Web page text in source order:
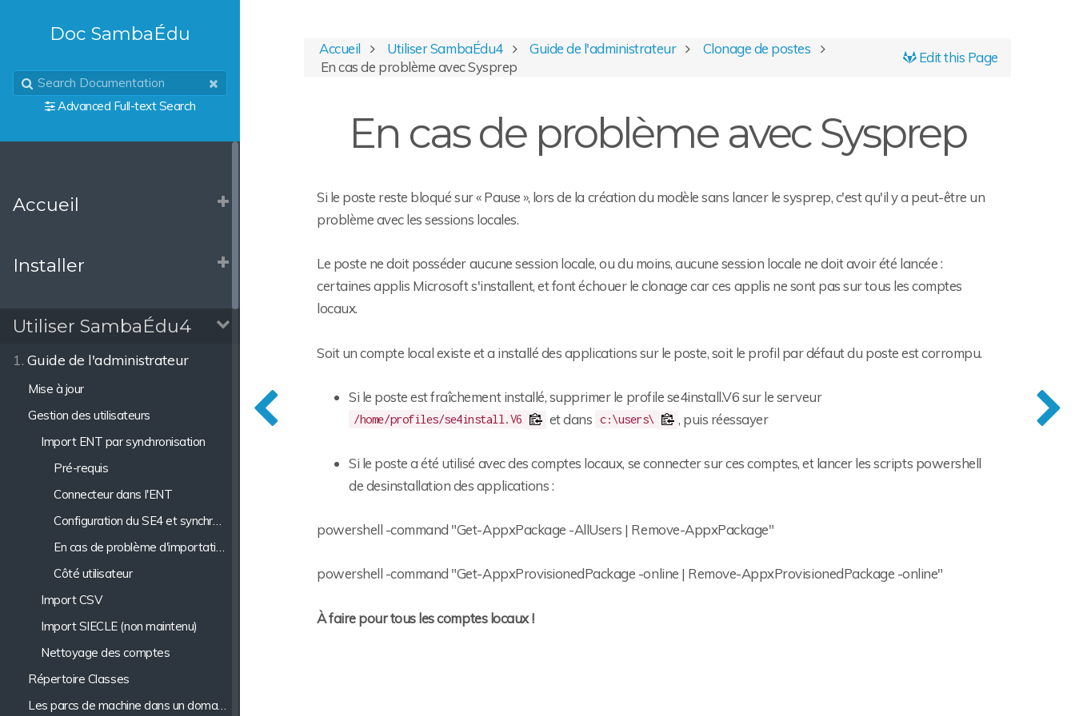
Doc SambaÉdu
Advanced Full-text Search
Accueil
Installer
Utiliser SambaÉdu4
1. Guide de l'administrateur
Mise à jour
Gestion des utilisateurs
Import ENT par synchronisation
Pré-requis
Connecteur dans l'ENT
Configuration du SE4 et synchronisation initiale
Côté utilisateur
Import CSV
Import SIECLE (non maintenu)
Nettoyage des comptes
Répertoire Classes
Edit this Page
Accueil Utiliser SambaÉdu4 Guide de l'administrateur
Clonage de postes
En cas de problème avec Sysprep
En cas de problème avec Sysprep
Si le poste reste bloqué sur « Pause », lors de la création du modèle sans lancer le sysprep, c'est qu'il y a peut-être un
problème avec les sessions locales.
Le poste ne doit posséder aucune session locale, ou du moins, aucune session locale ne doit avoir été lancée :
certaines applis Microsoft s'installent, et font échouer le clonage car ces applis ne sont pas sur tous les comptes
locaux.
Soit un compte local existe et a installé des applications sur le poste, soit le profil par défaut du poste est corrompu.
Si le poste est fraîchement installé, supprimer le profile se4install.V6 sur le serveur
/home/profiles/se4install.V6 et dans c:\users\ , puis réessayer
Si le poste a été utilisé avec des comptes locaux, se connecter sur ces comptes, et lancer les scripts powershell
de desinstallation des applications :
powershell -command "Get-AppxPackage -AllUsers | Remove-AppxPackage"
powershell -command "Get-AppxProvisionedPackage -online | Remove-AppxProvisionedPackage -online"
À faire pour tous les comptes locaux !